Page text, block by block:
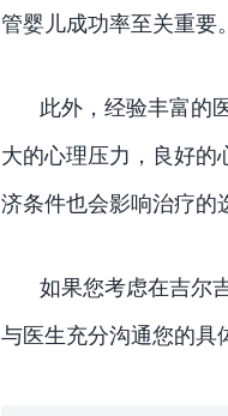
管婴儿成功率至关重要。
此外，经验丰富的
大的心理压力，良好的
济条件也会影响治疗的
如果您考虑在吉尔
与医生充分沟通您的具